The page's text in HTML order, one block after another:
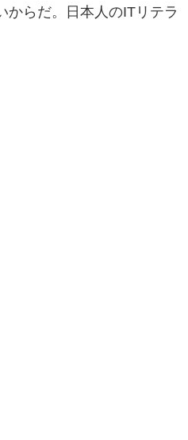
からだ。日本人のITリテラ